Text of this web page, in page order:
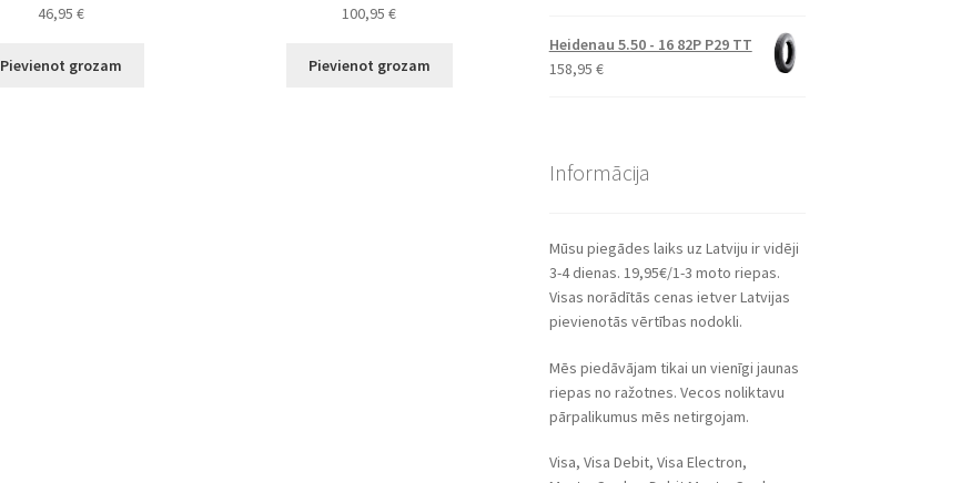
46,95€
Pievienot grozam
100,95€
Pievienot grozam
Heidenau 5.50 - 16 82P P29 TT
158,95 €
Informācija
Mūsu piegādes laiks uz Latviju ir vidēji
3-4 dienas. 19,95€/1-3 moto riepas.
Visas norādītās cenas ietver Latvijas
pievienotās vērtības nodokli.
Mēs piedāvājam tikai un vienīgi jaunas
riepas no ražotnes. Vecos noliktavu
pārpalikumus mēs netirgojam.
Visa, Visa Debit, Visa Electron,